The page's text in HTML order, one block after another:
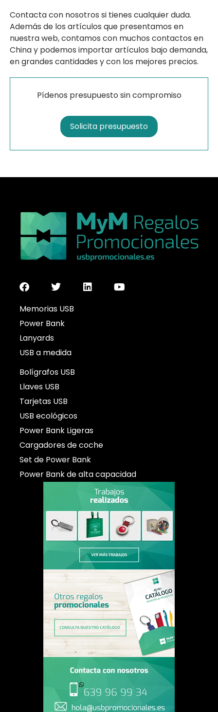
Contacta con nosotros si tienes cualquier duda.
Además de los artículos que presentamos en
nuestra web, contamos con muchos contactos en
China y podemos importar artículos bajo demanda,
en grandes cantidades y con los mejores precios.
Pídenos presupuesto sin compromiso
Solicita presupuesto
Memorias USB
Power Bank
Lanyards
USB a medida
Bolígrafos USB
Llaves USB
Tarjetas USB
USB ecológicos
Power Bank Ligeras
Cargadores de coche
Set de Power Bank
Power Bank de alta capacidad